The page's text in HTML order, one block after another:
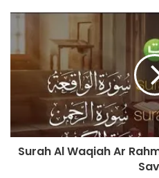
+62 852-909090-29
(Admin Yayasan Tadabbur
©️ TadabburDaily 2023
#tadabburdaily
#tadabburquran
#surahazzukhruf
Surah Al Waqiah Ar